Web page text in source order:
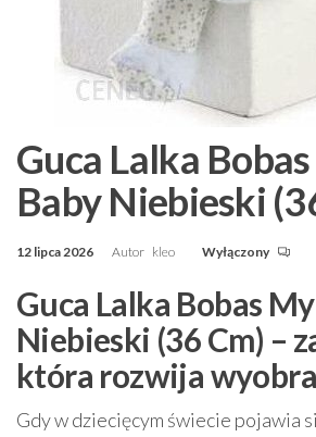
Guca Lalka
Baby Niebieski
12 lipca 2026 Autor kleo Wyłączony
Guca Lalka Bobas
Niebieski (36 Cm) –
która rozwija
Gdy w dziecięcym świecie pojawia